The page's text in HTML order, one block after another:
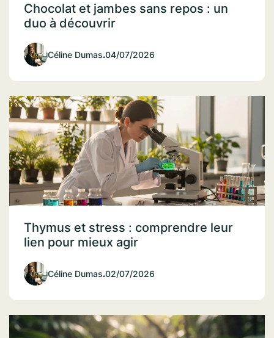
Chocolat et jambes sans repos : un
duo à découvrir
Céline Dumas.04/07/2026
Thymus et stress : comprendre leur
lien pour mieux agir
Céline Dumas.02/07/2026